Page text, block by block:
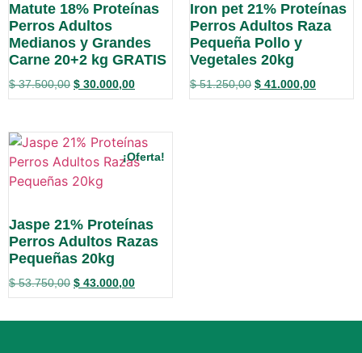
Matute 18% Proteínas
Perros Adultos
Medianos y Grandes
Carne 20+2 kg GRATIS
$37.500,00 $ 30.000,00
Iron pet 21% Proteínas
Perros Adultos Raza
Pequeña Pollo y
Vegetales 20kg
$51.250,00 $ 41.000,00
¡Oferta!
Jaspe 21% Proteínas
Perros Adultos Razas
Pequeñas 20kg
$53.750,00 $ 43.000,00